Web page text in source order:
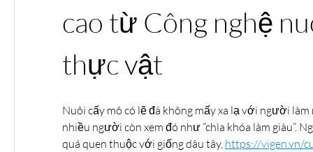
cao từ Công nghệ
thực vật
Nuôi cấy mô có lẽ đã không mấy xa lạ với người
nhiều người còn xem đó như “chìa khóa làm giàu”.
quá quen thuộc với giống dâu tây, https://vigen.vn/